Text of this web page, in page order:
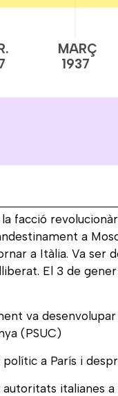
MARÇ
1937
facció
a
a Itàlia. Va ser
El 3 de gener
va desenvolupar
(PSUC)
a París i
italianes a